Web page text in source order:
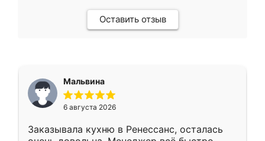
Оставить отзыв
Мальвина
6 августа 2026
Заказывала кухню в Ренессанс, осталась